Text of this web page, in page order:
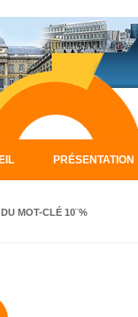
PRÉSENTATION
MOT-CLÉ 10¨%